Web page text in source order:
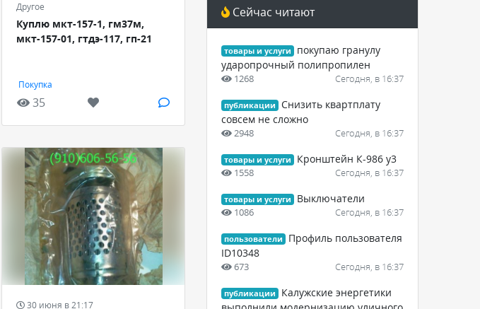
Другое
Куплю мкт-157-1, гм37м,
мкт-157-01, гтдэ-117, гп-21
Покупка
35
30 июня в 21:17
Сейчас читают
товары и услуги
покупаю гранулу
ударопрочный полипропилен
1268 Сегодня, в 16:37
публикации
Снизить квартплату
совсем не сложно
2948 Сегодня, в 16:37
товары и услуги Кронштейн К-986 у3
1558 Сегодня, в 16:37
товары и услуги Выключатели
1086 Сегодня, в 16:37
пользователи
Профиль пользователя
ID10348
673 Сегодня, в 16:37
публикации
Калужские энергетики